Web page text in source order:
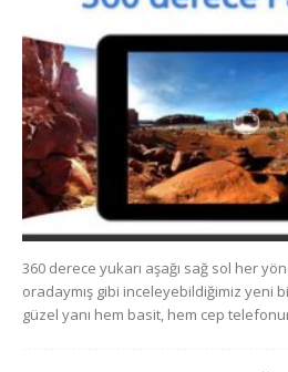
360 derece yukarı aşağı sağ sol her
oradaymış gibi inceleyebildiğimiz yeni
güzel yanı hem basit, hem cep